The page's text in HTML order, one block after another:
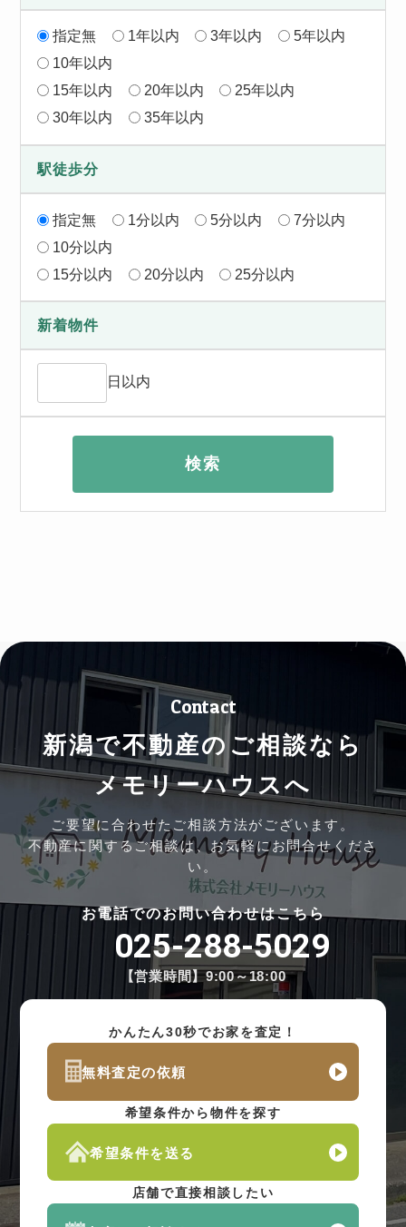
指定無 1年以内 3年以内
5年以内
10年以内
15年以内
20年以内
25年以内
30年以内
35年以内
駅徒歩分
指定無 1分以内 5分以内
7分以内
10分以内
15分以内
20分以内 25分以内
新着物件
日以内
Contact
新潟で不動産のご相談なら
メモリーハウスへ
ご要望に合わせたご相談方法がございます。
不動産に関するご相談は、お気軽にお問合せくださ
い。
お電話でのお問い合わせはこちら
025-288-5029
【営業時間】9:00～18:00
かんたん30秒でお家を査定！
無料査定の依頼
希望条件から物件を探す
希望条件を送る
店舗で直接相談したい